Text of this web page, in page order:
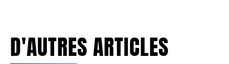
D'AUTRES ARTICLES